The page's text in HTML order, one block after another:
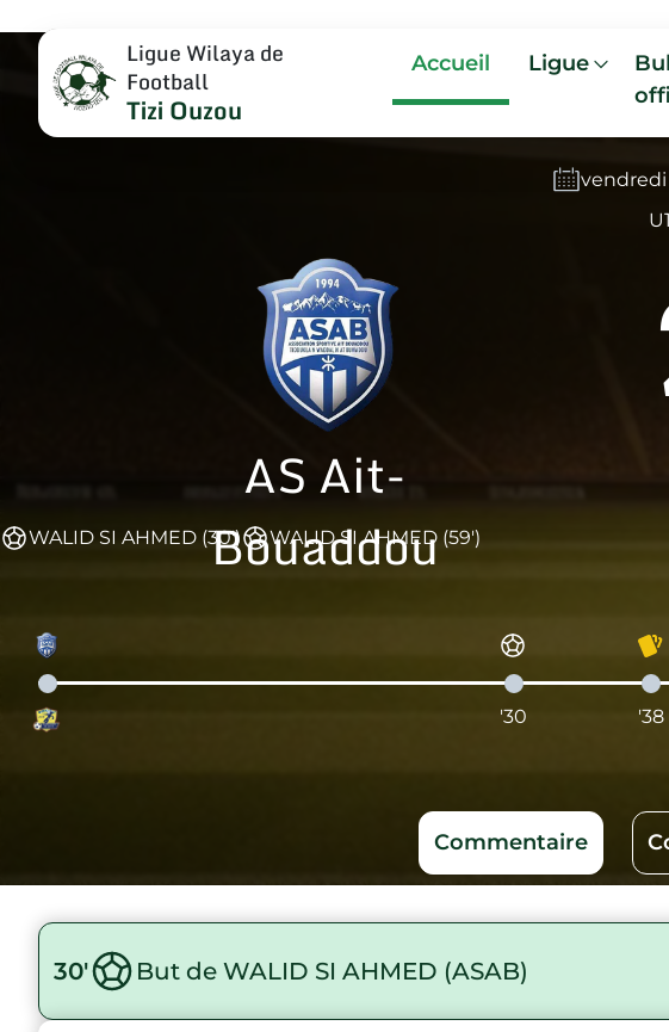
Ligue Wilaya de
Football
Tizi Ouzou
Accueil Ligue
vendredi
AS Ait-
Bouaddou
WALID SI AHMED (30') WALID SI AHMED (59')
'30 '38
Commentaire
30' But de WALID SI AHMED (ASAB)